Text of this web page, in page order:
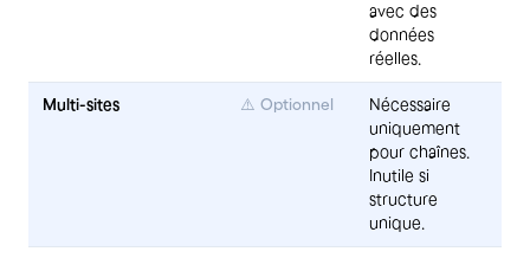
avec des
données
réelles.
Multi-sites ⚠️ Optionnel
Nécessaire
uniquement
pour chaînes.
Inutile si
structure
unique.